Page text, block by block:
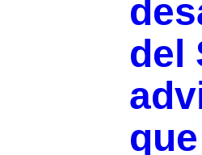
del